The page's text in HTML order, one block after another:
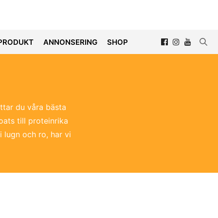
ANNONSERING SHOP
du våra bästa
till proteinrika
lugn och ro, har vi